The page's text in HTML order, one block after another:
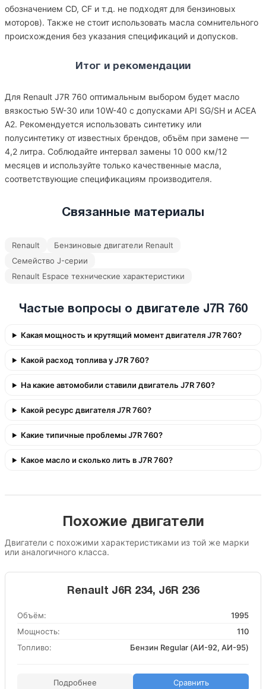
обозначением CD, CF и т.д. не подходят для бензиновых
моторов). Также не стоит использовать масла сомнительного
происхождения без указания спецификаций и допусков.
Итог и рекомендации
Для Renault J7R 760 оптимальным выбором будет масло
вязкостью 5W-30 или 10W-40 с допусками API SG/SH и ACEA
A2. Рекомендуется использовать синтетику или
полусинтетику от известных брендов, объём при замене —
4,2 литра. Соблюдайте интервал замены 10 000 км/12
месяцев и используйте только качественные масла,
соответствующие спецификациям производителя.
Связанные материалы
Renault
Бензиновые двигатели Renault
Семейство J-серии
Renault Espace технические характеристики
Частые вопросы о двигателе J7R 760
Какая мощность и крутящий момент двигателя J7R 760?
Какой расход топлива у J7R 760?
На какие автомобили ставили двигатель J7R 760?
Какой ресурс двигателя J7R 760?
Какие типичные проблемы J7R 760?
Какое масло и сколько лить в J7R 760?
Похожие двигатели
Двигатели с похожими характеристиками из той же марки
или аналогичного класса.
Renault J6R 234, J6R 236
Объём:
1995
Мощность:
110
Топливо:
Бензин Regular (АИ-92, АИ-95)
Подробнее Сравнить